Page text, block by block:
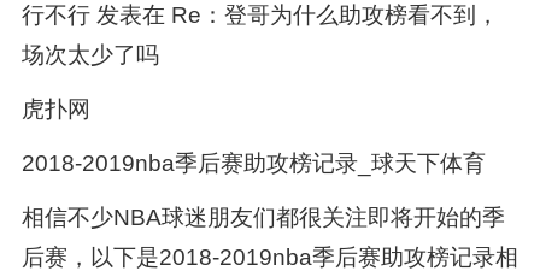
行不行 发表在 Re：登哥为什么助攻榜看不到，
场次太少了吗
虎扑网
2018-2019nba季后赛助攻榜记录_球天下体育
相信不少NBA球迷朋友们都很关注即将开始的季
后赛，以下是2018-2019nba季后赛助攻榜记录相